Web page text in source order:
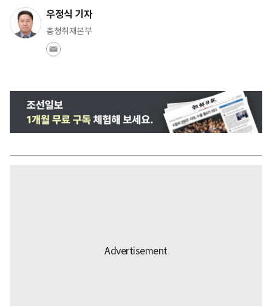
우정식 기자
충청취재본부